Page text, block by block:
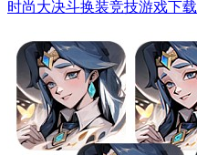
时尚大决斗换装竞技游戏下载